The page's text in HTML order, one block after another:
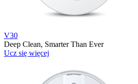
V30
Deep Clean, Smarter Than Ever
Ucz się więcej